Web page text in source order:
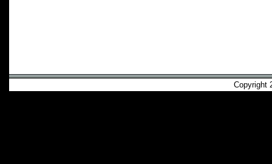
Copyright